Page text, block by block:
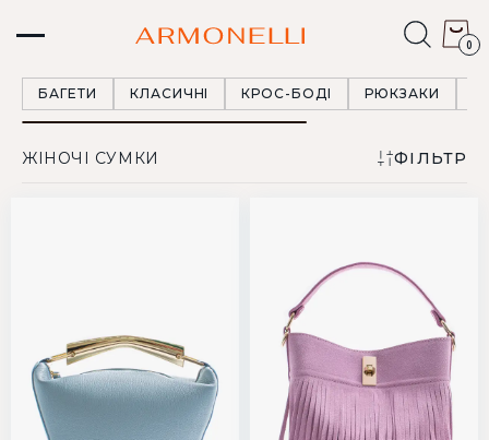
0
БАГЕТИ КЛАСИЧНІ КРОС-БОДІ РЮКЗАКИ
ЖІНОЧІ СУМКИ ФІЛЬТР